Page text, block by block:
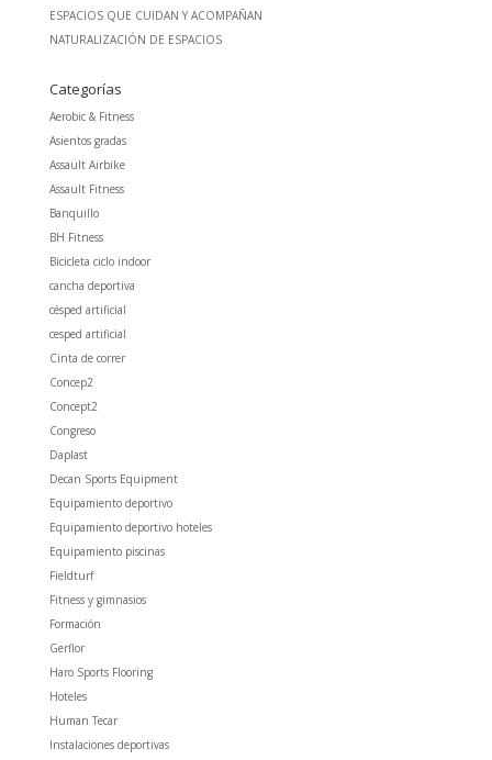
ESPACIOS QUE CUIDAN Y ACOMPAÑAN
NATURALIZACIÓN DE ESPACIOS
Categorías
Aerobic & Fitness
Asientos gradas
Assault Airbike
Assault Fitness
Banquillo
BH Fitness
Bicicleta ciclo indoor
cancha deportiva
césped artificial
cesped artificial
Cinta de correr
Concep2
Concept2
Congreso
Daplast
Decan Sports Equipment
Equipamiento deportivo
Equipamiento deportivo hoteles
Equipamiento piscinas
Fieldturf
Fitness y gimnasios
Formación
Gerflor
Haro Sports Flooring
Hoteles
Human Tecar
Instalaciones deportivas